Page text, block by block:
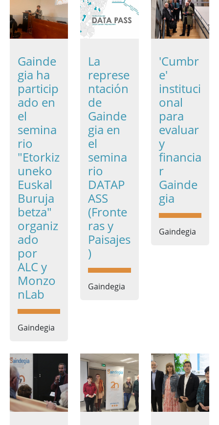
Gainde
gia ha
particip
ado en
el
semina
rio
"Etorkiz
uneko
Euskal
Buruja
betza"
organiz
ado
por
ALC y
Monzo
nLab
Gaindegia
La
represe
ntación
de
Gainde
gia en
el
semina
rio
DATAP
ASS
(Fronte
ras y
Paisajes
)
Gaindegia
'Cumbr
e'
instituci
onal
para
evaluar
y
financia
r
Gainde
gia
Gaindegia